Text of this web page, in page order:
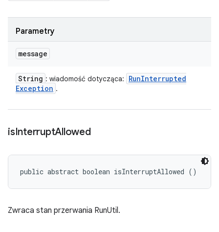
Parametry
message
String : wiadomość dotycząca: RunInterrupted
Exception .
isInterruptAllowed
public abstract boolean isInterruptAllowed ()
Zwraca stan przerwania RunUtil.